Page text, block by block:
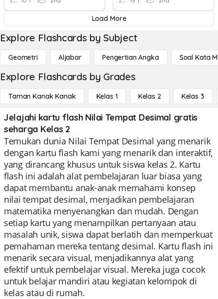
Load More
Explore Flashcards by Subject
Geometri Aljabar Pengertian Angka Soal Kata
Explore Flashcards by Grades
Taman Kanak Kanak Kelas 1 Kelas 2 Kelas 3
Jelajahi kartu flash Nilai Tempat Desimal gratis
seharga Kelas 2
Temukan dunia Nilai Tempat Desimal yang menarik
dengan kartu flash kami yang menarik dan interaktif,
yang dirancang khusus untuk siswa kelas 2. Kartu
flash ini adalah alat pembelajaran luar biasa yang
dapat membantu anak-anak memahami konsep
nilai tempat desimal, menjadikan pembelajaran
matematika menyenangkan dan mudah. Dengan
setiap kartu yang menampilkan pertanyaan atau
masalah unik, siswa dapat berlatih dan memperkuat
pemahaman mereka tentang desimal. Kartu flash ini
menarik secara visual, menjadikannya alat yang
efektif untuk pembelajar visual. Mereka juga cocok
untuk belajar mandiri atau kegiatan kelompok di
kelas atau di rumah.